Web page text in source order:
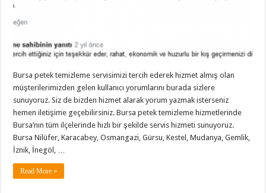
Bursa petek temizleme servisimizi tercih ederek hizmet almış olan
müşterilerimizden gelen kullanıcı yorumlarını burada sizlere
sunuyoruz. Siz de bizden hizmet alarak yorum yazmak isterseniz
hemen iletişime geçebilirsiniz. Bursa petek temizleme hizmetlerinde
Bursa’nın tüm ilçelerinde hızlı bir şekilde servis hizmeti sunuyoruz.
Bursa Nilüfer, Karacabey, Osmangazi, Gürsu, Kestel, Mudanya, Gemlik,
İznik, İnegöl, …
Read More »